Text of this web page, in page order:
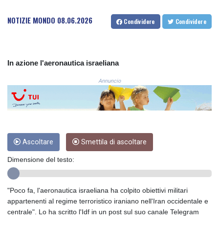
3648.921861
CRC 525.515435
CVE 110.647961
DJF 205.471255
DKK 7.476127
DOP 67.346134
ERN 17.342235
ETB 186.583498
FKP 0.859298
GEL 3.023376
GGP 0.859298
GHS 13.596763
NOTIZIE MONDO 08.06.2026 Condividere Condividere
In azione l'aeronautica israeliana
Annuncio
Ascoltare Smettila di ascoltare
Dimensione del testo:
"Poco fa, l'aeronautica israeliana ha colpito obiettivi militari
appartenenti al regime terroristico iraniano nell'Iran occidentale e
centrale". Lo ha scritto l'Idf in un post sul suo canale Telegram